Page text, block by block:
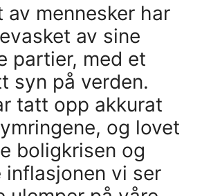
av mennesker har
av sine
partier, med et
syn på verden.
tatt opp akkurat
og lovet
boligkrisen og
inflasjonen vi ser